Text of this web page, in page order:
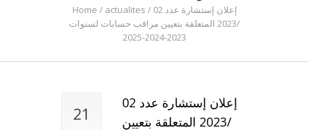
Home / actualites / إعلان إستشارة عدد 02
/2023 المتعلقة بتعيين مراقب حسابات لسنوات
2023-2024-2025
21
إعلان إستشارة عدد 02
/2023 المتعلقة بتعيين